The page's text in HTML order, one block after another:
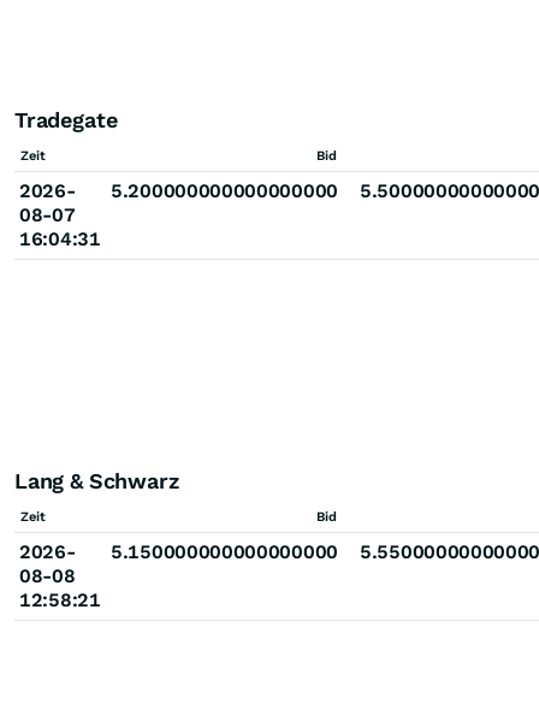
Tradegate
Zeit Bid
2026-
08-07
16:04:31
5.200000000000000000
Lang & Schwarz
Zeit Bid
2026-
08-08
12:58:21
5.150000000000000000